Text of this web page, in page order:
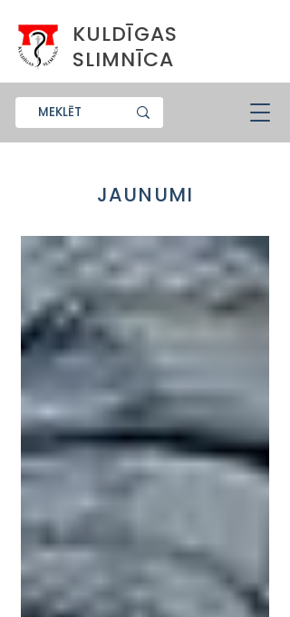
KULDĪGAS
SLIMNĪCA
JAUNUMI